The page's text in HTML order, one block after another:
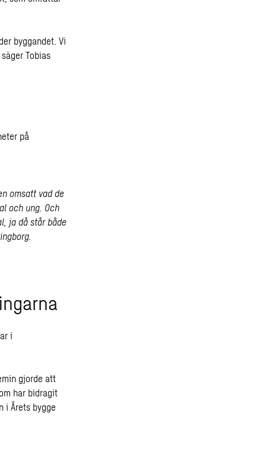
byggandet. Vi
Tobias
på
omsatt vad de
och ung. Och
ja då står både
i
gjorde att
har bidragit
i Årets bygge